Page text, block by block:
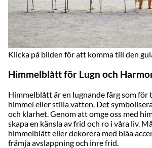
Klicka på bilden för att komma till den
Himmelblått för Lugn och
Himmelblåttär en lugnande färg som
himmel eller stilla vatten. Det
och klarhet. Genom att omge oss med
skapa en känsla av frid och ro i våra liv.
himmelblått eller dekorera med blåa
främja avslappning och inre frid.